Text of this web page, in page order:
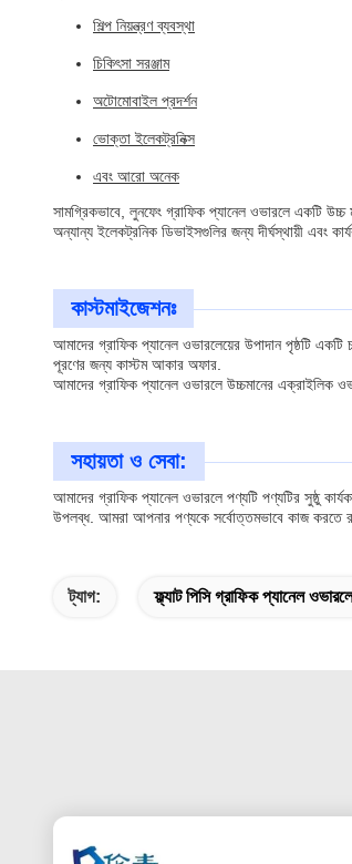
শিল্প নিয়ন্ত্রণ ব্যবস্থা
চিকিৎসা সরঞ্জাম
অটোমোবাইল প্রদর্শন
ভোক্তা ইলেকট্রনিক্স
এবং আরো অনেক
সামগ্রিকভাবে, লুনফেং গ্রাফিক প্যানেল ওভারলে একটি উচ্চ
অন্যান্য ইলেকট্রনিক ডিভাইসগুলির জন্য দীর্ঘস্থায়ী এবং
কাস্টমাইজেশনঃ
আমাদের গ্রাফিক প্যানেল ওভারলেয়ের উপাদান পৃষ্ঠটি
পূরণের জন্য কাস্টম আকার অফার.
আমাদের গ্রাফিক প্যানেল ওভারলে উচ্চমানের এক্রাইলিক
সহায়তা ও সেবা:
আমাদের গ্রাফিক প্যানেল ওভারলে পণ্যটি পণ্যটির সুষ্ঠু
উপলব্ধ. আমরা আপনার পণ্যকে সর্বোত্তমভাবে কাজ করতে
ট্যাগ: ফ্ল্যাট পিসি গ্রাফিক প্যানেল ওভারলে